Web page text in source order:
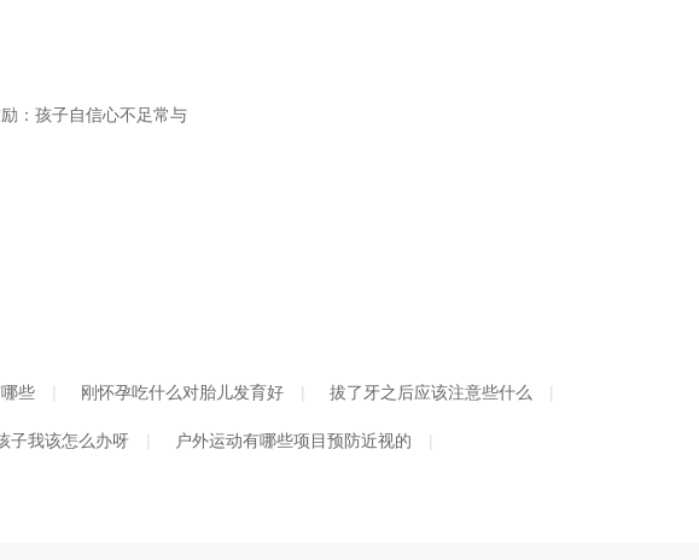
：孩子自信心不足常与
吃槟榔口腔溃疡吃什么药
手足口病擦什么药膏啊
些 刚怀孕吃什么对胎儿发育好 拔了牙之后应该注意些什么
子我该怎么办呀 户外运动有哪些项目预防近视的